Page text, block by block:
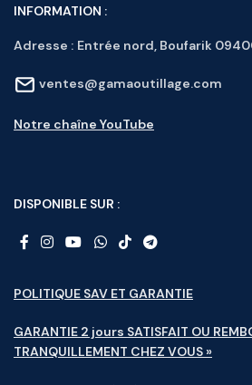
INFORMATION :
Adresse : Entrée nord, Boufarik
ventes@gamaoutillage.com
Notre chaîne YouTube
DISPONIBLE SUR :
POLITIQUE SAV ET GARANTIE
GARANTIE 2 jours SATISFAIT OU
TRANQUILLEMENT CHEZ VOUS »